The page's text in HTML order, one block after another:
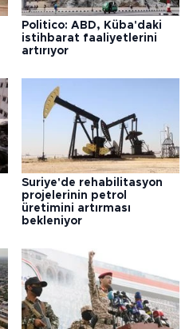
Politico: ABD, Küba'daki
istihbarat faaliyetlerini
artırıyor
Suriye'de rehabilitasyon
projelerinin petrol
üretimini artırması
bekleniyor